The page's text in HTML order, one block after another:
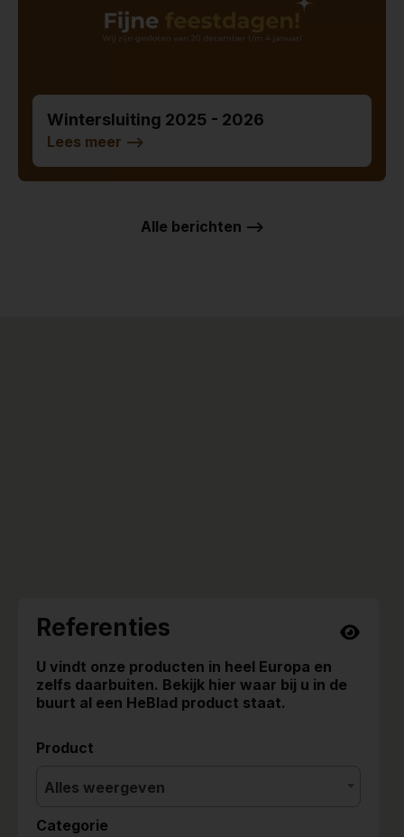
Wintersluiting 2025 - 2026
Lees meer -->
Alle berichten -->
Referenties
U vindt onze producten in heel Europa en
zelfs daarbuiten. Bekijk hier waar bij u in de
buurt al een HeBlad product staat.
Product
Alles weergeven
Categorie